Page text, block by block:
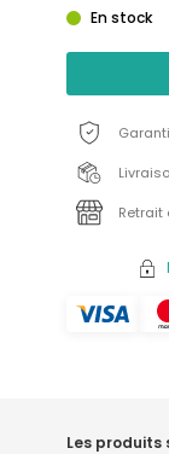
En stock
Retrait
Les produits